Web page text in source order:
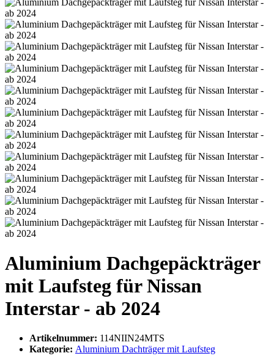
Aluminium Dachgepäckträger
mit Laufsteg für Nissan
Interstar - ab 2024
Artikelnummer: 114NIIN24MTS
Kategorie: Aluminium Dachträger mit Laufsteg